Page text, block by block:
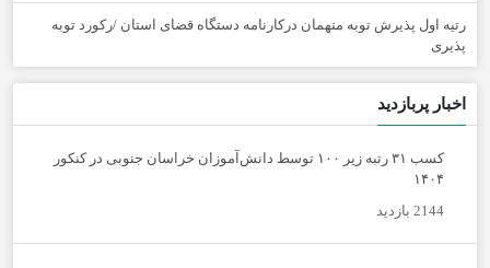
رتیه اول پذیرش توبه متهمان درکارنامه دستگاه قضای استان /رکورد توبه
پذیری
اخبار پربازدید
کسب ۳۱ رتبه زیر ۱۰۰ توسط دانش‌آموزان خراسان جنوبی در کنکور
۱۴۰۴
2144 بازدید